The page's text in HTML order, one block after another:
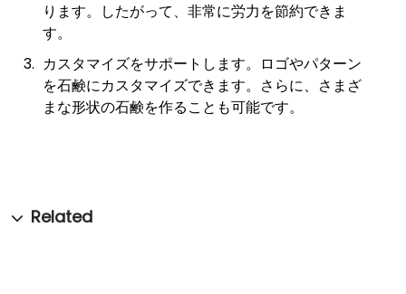
ります。したがって、非常に労力を節約できま
す。
カスタマイズをサポートします。ロゴやパターン
を石鹸にカスタマイズできます。さらに、さまざ
まな形状の石鹸を作ることも可能です。